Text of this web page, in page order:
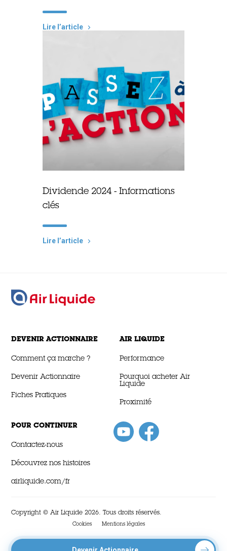
Lire lʼarticle
Dividende 2024 - Informations
clés
Lire lʼarticle
DEVENIR ACTIONNAIRE
Comment ça marche ?
Devenir Actionnaire
Fiches Pratiques
AIR LIQUIDE
Performance
Pourquoi acheter Air
Liquide
Proximité
POUR CONTINUER
Contactez-nous
Découvrez nos histoires
airliquide.com/fr
Copyright © Air Liquide 2026. Tous droits réservés.
Cookies Mentions légales